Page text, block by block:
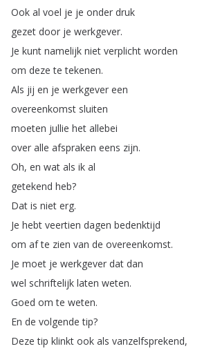
Ook al voel je je onder druk
gezet door je werkgever.
Je kunt namelijk niet verplicht worden
om deze te tekenen.
Als jij en je werkgever een
overeenkomst sluiten
moeten jullie het allebei
over alle afspraken eens zijn.
Oh, en wat als ik al
getekend heb?
Dat is niet erg.
Je hebt veertien dagen bedenktijd
om af te zien van de overeenkomst.
Je moet je werkgever dat dan
wel schriftelijk laten weten.
Goed om te weten.
En de volgende tip?
Deze tip klinkt ook als vanzelfsprekend,